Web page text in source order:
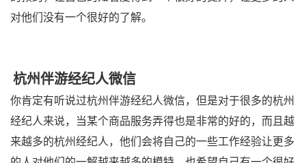
对他们没有一个很好的了解。
杭州伴游经纪人微信
你肯定有听说过杭州伴游经纪人微信，但是对于很多的杭州
经纪人来说，当某个商品服务弄得也是非常的好的，而且越
来越多的杭州经纪人，他们会将自己的一些工作经验让更多